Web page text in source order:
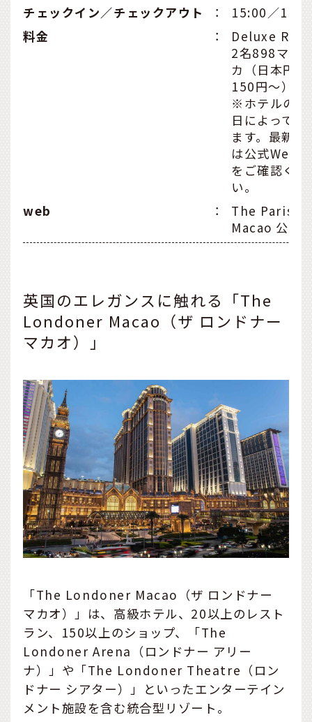
チェックイン／チェックアウト
：
15:00／
料金
：
Deluxe
2名898マカ
カ（日本円
150円〜）
※ホテルの価
日によって変
ます。最新の
は公式Web
をご確認く
い。
web
：
The
Macao 公式
英国のエレガンスに触れる「The
Londoner Macao（ザ ロンドナー
マカオ）」
「The Londoner Macao（ザ ロンドナー
マカオ）」は、高級ホテル、20以上のレスト
ラン、150以上のショップ、「The
Londoner Arena（ロンドナー アリー
ナ）」や「The Londoner Theatre（ロン
ドナー シアター）」といったエンターテイン
メント施設を含む統合型リゾート。